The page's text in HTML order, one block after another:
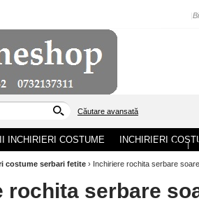
Căutare avansată
ACASA |
INCHIRIERI COSTUME INCHIRIERI
costume serbari fetite › Inchiriere rochita serbare
rochita serbare